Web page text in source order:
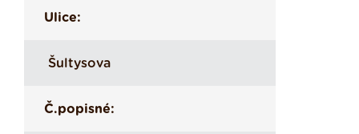
Ulice:
Šultysova
Č.popisné: